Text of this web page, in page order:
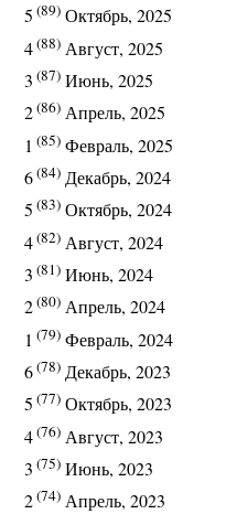
5 (89) Октябрь, 2025
4(88) Август, 2025
3 (87) Июнь, 2025
2(86) Апрель, 2025
1 (85) Февраль, 2025
6(84) Декабрь, 2024
5 (83) Октябрь, 2024
4(82) Август, 2024
3 (81) Июнь, 2024
2(80) Апрель, 2024
1 (79) Февраль, 2024
6(78) Декабрь, 2023
5 (77) Октябрь, 2023
4(76) Август, 2023
3 (75) Июнь, 2023
2(74) Апрель, 2023